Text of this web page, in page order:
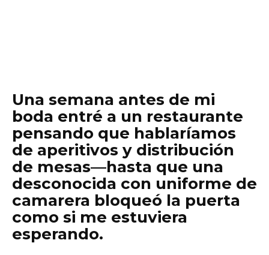
Una semana antes de mi
boda entré a un restaurante
pensando que hablaríamos
de aperitivos y distribución
de mesas—hasta que una
desconocida con uniforme de
camarera bloqueó la puerta
como si me estuviera
esperando.